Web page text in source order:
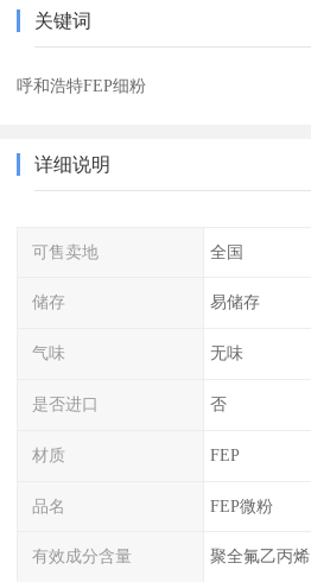
关键词
呼和浩特FEP细粉
详细说明
可售卖地 全国
储存 易储存
气味 无味
是否进口 否
材质 FEP
品名 FEP微粉
有效成分含量 聚全氟乙丙烯